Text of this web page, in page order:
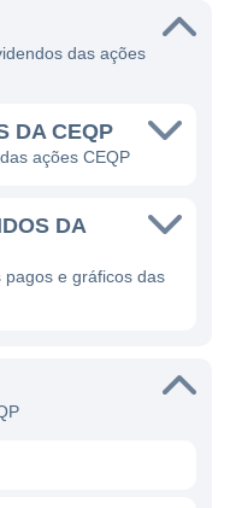
das ações
DA CEQP
ações CEQP
DA
e gráficos das